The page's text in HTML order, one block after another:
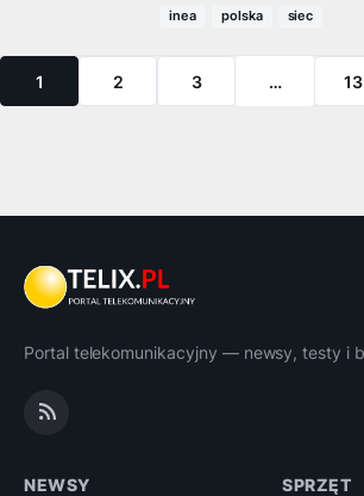
inea polska siec
1 2 3 … 13
Portal telekomunikacyjny — newsy, testy i
NEWSY SPRZĘT